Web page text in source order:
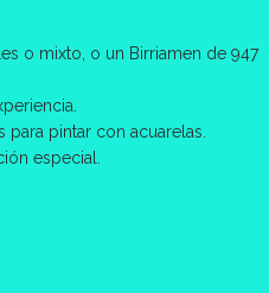
o mixto, o un Birriamen de 947
para pintar con acuarelas.
especial.